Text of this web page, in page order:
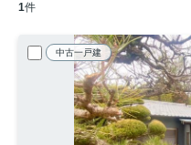
1件
中古一戸建